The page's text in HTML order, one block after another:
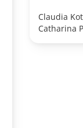
Claudia
Catharina